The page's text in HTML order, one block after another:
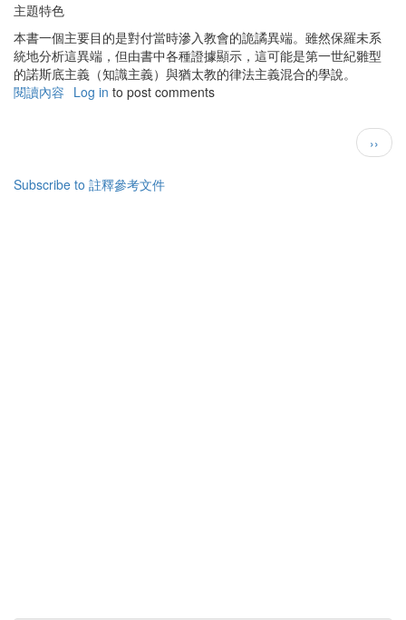
主題特色
本書一個主要目的是對付當時滲入教會的詭譎異端。雖然保羅未系
統地分析這異端，但由書中各種證據顯示，這可能是第一世紀雛型
的諾斯底主義（知識主義）與猶太教的律法主義混合的學說。
閱讀內容 有
書
Log in to post comments
下
一
››
Subscribe to 註釋參考文件